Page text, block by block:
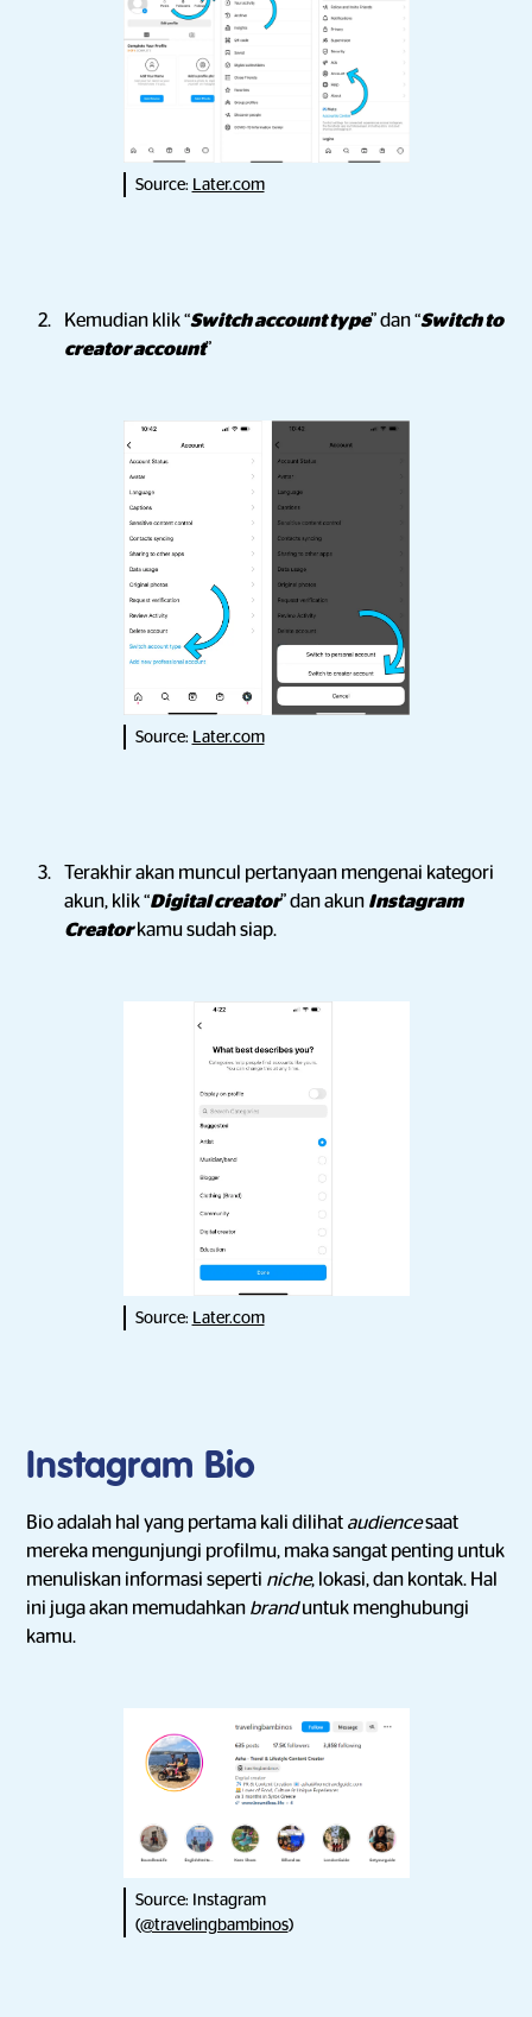
Source: Later.com
Kemudian klik “Switch account type” dan “Switch to
creator account”
Source: Later.com
Terakhir akan muncul pertanyaan mengenai kategori
akun, klik “Digital creator” dan akun Instagram
Creatorkamu sudah siap.
Source: Later.com
Instagram Bio
Bio adalah hal yang pertama kali dilihat audiencesaat
mereka mengunjungi profilmu, maka sangat penting untuk
menuliskan informasi seperti niche, lokasi, dan kontak. Hal
ini juga akan memudahkan branduntuk menghubungi
kamu.
Source: Instagram
(@travelingbambinos)